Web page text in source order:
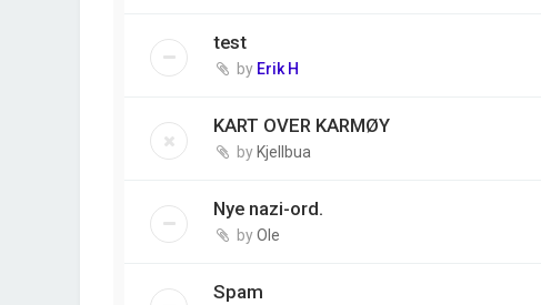
test
by Erik H
KART OVER KARMØY
by Kjellbua
Nye nazi-ord.
byOle
Spam